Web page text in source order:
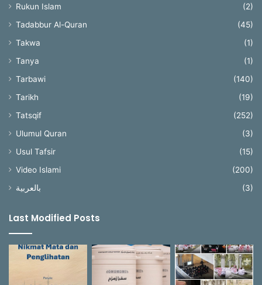
Rukun Islam
(2)
Tadabbur Al-Quran
(45)
Takwa
(1)
Tanya
(1)
Tarbawi
(140)
Tarikh
(19)
Tatsqif
(252)
Ulumul Quran
(3)
Usul Tafsir
(15)
Video Islami
(200)
بالعربية
(3)
Last Modified Posts